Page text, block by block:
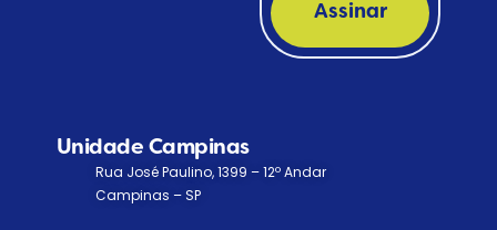
Assinar
Unidade Campinas
Rua José Paulino, 1399 – 12º Andar
Campinas – SP